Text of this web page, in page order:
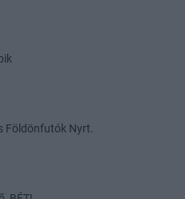
Földönfutók Nyrt.